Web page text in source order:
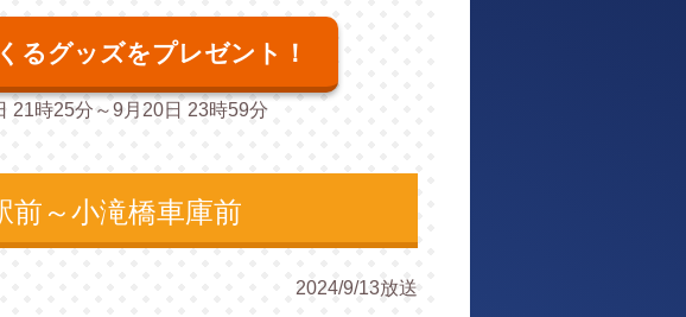
るグッズをプレゼント！
21時25分～9月20日 23時59分
～小滝橋車庫前
2024/9/13放送